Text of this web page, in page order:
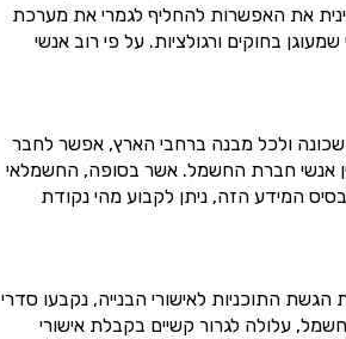
את האפשרות להחליף לגמרי את מערכת
בחוקים ורגולציות. על פי רוב אנשי
ולכל מבנה ברחבי הארץ, אפשר לחבר
אנשי חברת החשמל. אשר בסופה, החשמלאי
המידע הזה, ניתן לקבוע מהי נקודת
התוכניות לאישורי הבנייה, נקבעו סדרי
עלולה לגרור קשיים בקבלת אישורי